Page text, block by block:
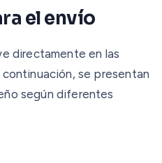
el envío
directamente en las
se presentan
según diferentes